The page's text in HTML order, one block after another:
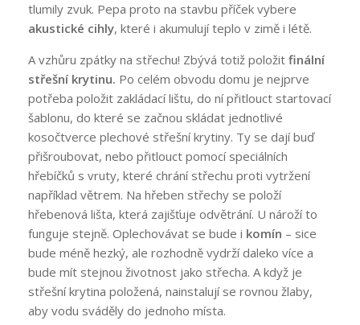
tlumily zvuk. Pepa proto na stavbu příček vybere
akustické cihly, které i akumulují teplo v zimě i létě.
A vzhůru zpátky na střechu! Zbývá totiž položit finální
střešní krytinu. Po celém obvodu domu je nejprve
potřeba položit zakládací lištu, do ní přitlouct startovací
šablonu, do které se začnou skládat jednotlivé
kosočtverce plechové střešní krytiny. Ty se dají buď
přišroubovat, nebo přitlouct pomocí speciálních
hřebíčků s vruty, které chrání střechu proti vytržení
například větrem. Na hřeben střechy se položí
hřebenová lišta, která zajišťuje odvětrání. U nároží to
funguje stejně. Oplechovávat se bude i komín – sice
bude méně hezký, ale rozhodně vydrží daleko více a
bude mít stejnou životnost jako střecha. A když je
střešní krytina položená, nainstalují se rovnou žlaby,
aby vodu sváděly do jednoho místa.